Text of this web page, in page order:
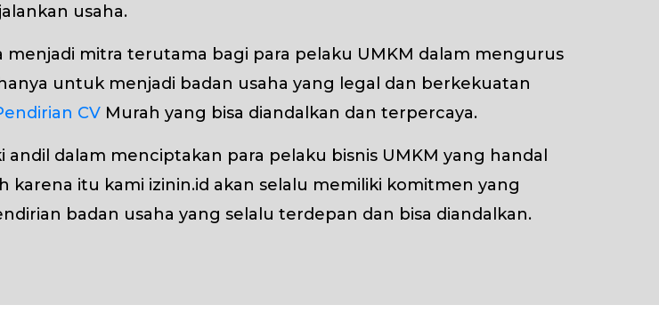
usaha.
mitra terutama bagi para pelaku UMKM dalam mengurus
untuk menjadi badan usaha yang legal dan berkekuatan
CV Murah yang bisa diandalkan dan terpercaya.
dalam menciptakan para pelaku bisnis UMKM yang handal
itu kami izinin.id akan selalu memiliki komitmen yang
badan usaha yang selalu terdepan dan bisa diandalkan.